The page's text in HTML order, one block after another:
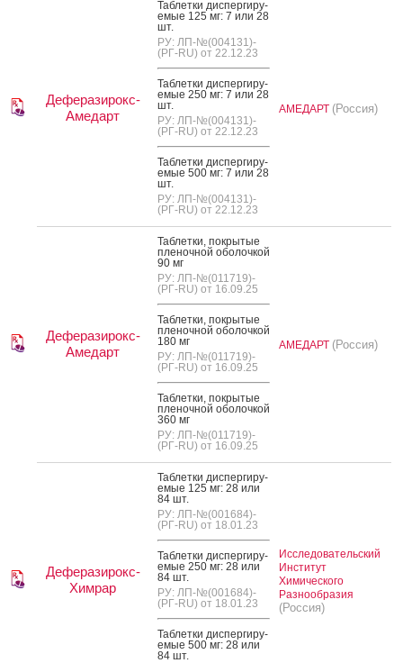
Деферазирокс-
Амедарт
Таб­летки дис­перги­ру­
емые 125 мг: 7 или 28
шт.
РУ: ЛП-№(004131)-
(РГ-RU) от 22.12.23
Таб­летки дис­перги­ру­
емые 250 мг: 7 или 28
шт.
РУ: ЛП-№(004131)-
(РГ-RU) от 22.12.23
Таб­летки дис­перги­ру­
емые 500 мг: 7 или 28
шт.
РУ: ЛП-№(004131)-
(РГ-RU) от 22.12.23
АМЕДАРТ (Россия)
Деферазирокс-
Амедарт
Таб­летки, пок­ры­тые
пле­ноч­ной обо­лоч­кой
90 мг
РУ: ЛП-№(011719)-
(РГ-RU) от 16.09.25
Таб­летки, пок­ры­тые
пле­ноч­ной обо­лоч­кой
180 мг
РУ: ЛП-№(011719)-
(РГ-RU) от 16.09.25
Таб­летки, пок­ры­тые
пле­ноч­ной обо­лоч­кой
360 мг
РУ: ЛП-№(011719)-
(РГ-RU) от 16.09.25
АМЕДАРТ (Россия)
Деферазирокс-
Химрар
Таб­летки дис­перги­ру­
емые 125 мг: 28 или
84 шт.
РУ: ЛП-№(001684)-
(РГ-RU) от 18.01.23
Таб­летки дис­перги­ру­
емые 250 мг: 28 или
84 шт.
РУ: ЛП-№(001684)-
(РГ-RU) от 18.01.23
Таб­летки дис­перги­ру­
емые 500 мг: 28 или
84 шт.
Исследовательский
Институт
Химического
Разнообразия
(Россия)